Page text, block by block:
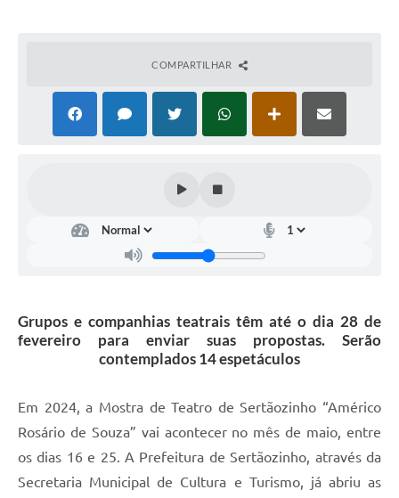
Dados Epidemiológicos HIV em Sertãozinho
Galeria de Vídeos
Sistema de Bibliotecas Públicas
Contratos
COMPARTILHAR
Grupos e companhias teatrais têm até o dia 28 de
fevereiro para enviar suas propostas. Serão
contemplados 14 espetáculos
Em 2024, a Mostra de Teatro de Sertãozinho “Américo
Rosário de Souza” vai acontecer no mês de maio, entre
os dias 16 e 25. A Prefeitura de Sertãozinho, através da
Secretaria Municipal de Cultura e Turismo, já abriu as